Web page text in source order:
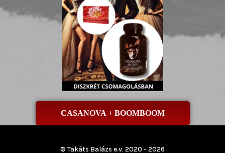
CASANOVA + BOOMBOOM
© Takáts Balázs e.v. 2020 - 2026